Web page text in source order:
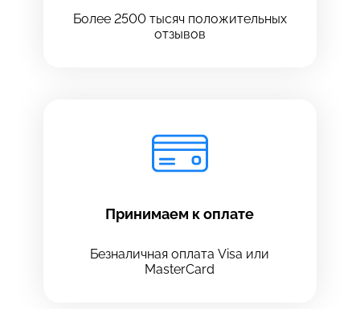
Более 2500 тысяч положительных
отзывов
Принимаем к оплате
Безналичная оплата Visa или
MasterCard